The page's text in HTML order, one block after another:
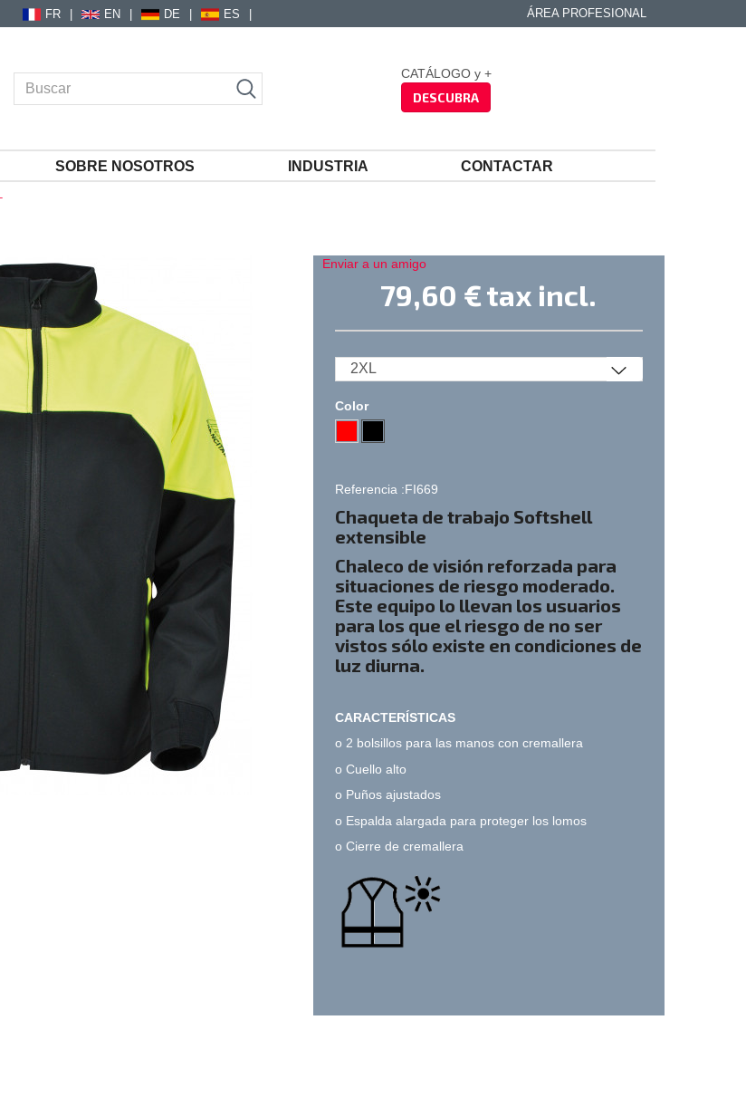
FR EN DE ES ÁREA PROFESIONAL
CATÁLOGO y +
DESCUBRA
SOBRE NOSOTROS INDUSTRIA CONTACTAR
Enviar a un amigo
79,60 €tax incl.
Color
Referencia :FI669
Chaqueta de trabajo Softshell
extensible
Chaleco de visión reforzada para
situaciones de riesgo moderado.
Este equipo lo llevan los usuarios
para los que el riesgo de no ser
vistos sólo existe en condiciones de
luz diurna.
CARACTERÍSTICAS
o 2 bolsillos para las manos con cremallera
o Cuello alto
o Puños ajustados
o Espalda alargada para proteger los lomos
o Cierre de cremallera